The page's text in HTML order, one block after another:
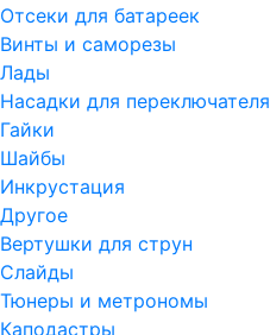
Отсеки для батареек
Винты и саморезы
Лады
Насадки для переключателя
Гайки
Шайбы
Инкрустация
Другое
Вертушки для струн
Слайды
Тюнеры и метрономы
Каподастры